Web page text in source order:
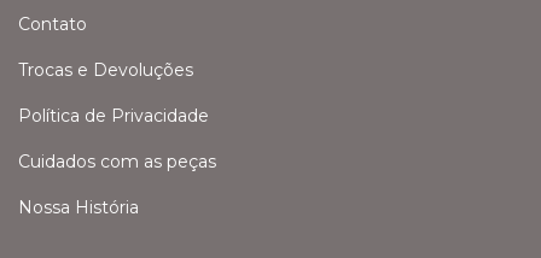
Contato
Trocas e Devoluções
Política de Privacidade
Cuidados com as peças
Nossa História